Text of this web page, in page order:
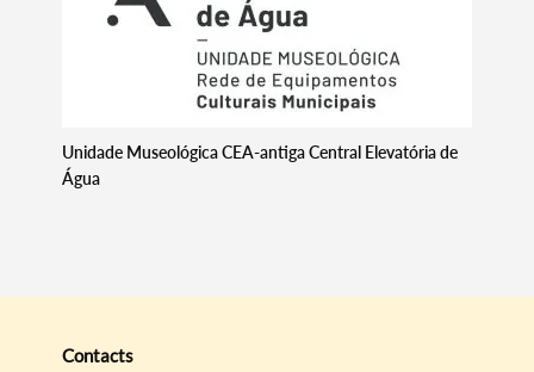
Unidade Museológica CEA-antiga Central Elevatória de
Água
Contacts